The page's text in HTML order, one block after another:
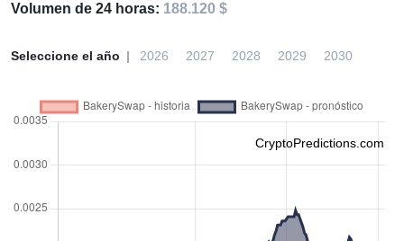
Volumen de 24 horas: 188.120 $
Seleccione el año 2026 2027 2028 2029 2030
CryptoPredictions.com